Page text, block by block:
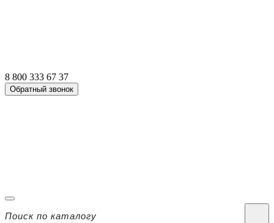
8 800 333 67 37
Обратный звонок